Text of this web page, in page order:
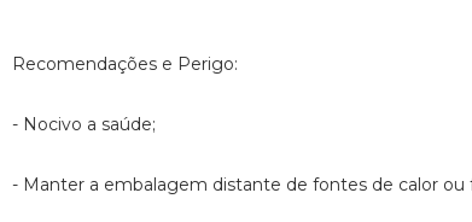
Recomendações e Perigo:
- Nocivo a saúde;
- Manter a embalagem distante de fontes de calor ou